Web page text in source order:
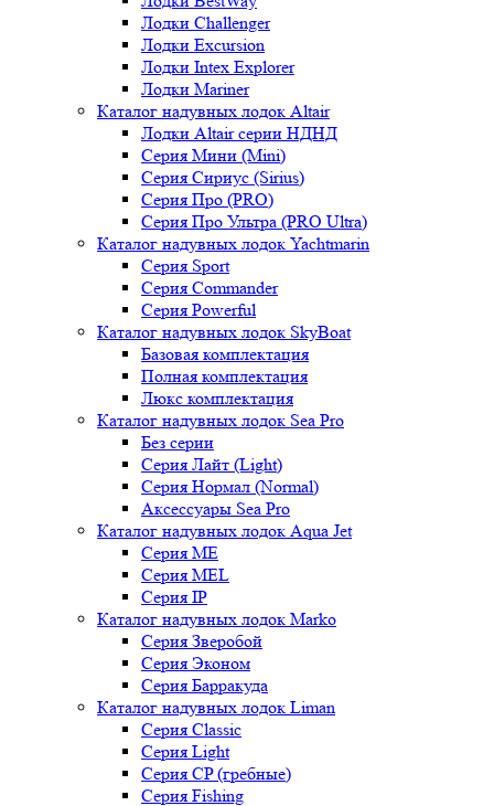
Лодки Challenger
Лодки Excursion
Лодки Intex Explorer
Лодки Mariner
Каталог надувных лодок Altair
Лодки Altair серии НДНД
Серия Мини (Mini)
Серия Сириус (Sirius)
Серия Про (PRO)
Серия Про Ультра (PRO Ultra)
Каталог надувных лодок Yachtmarin
Серия Sport
Серия Commander
Серия Powerful
Каталог надувных лодок SkyBoat
Базовая комплектация
Полная комплектация
Люкс комплектация
Каталог надувных лодок Sea Pro
Без серии
Серия Лайт (Light)
Серия Нормал (Normal)
Аксессуары Sea Pro
Каталог надувных лодок Aqua Jet
Серия ME
Серия MEL
Серия IP
Каталог надувных лодок Marko
Серия Зверобой
Серия Эконом
Серия Барракуда
Каталог надувных лодок Liman
Серия Classic
Серия Light
Серия CP (гребные)
Серия Fishing